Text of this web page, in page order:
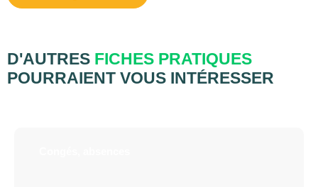
D'AUTRES FICHES PRATIQUES
POURRAIENT VOUS INTÉRESSER